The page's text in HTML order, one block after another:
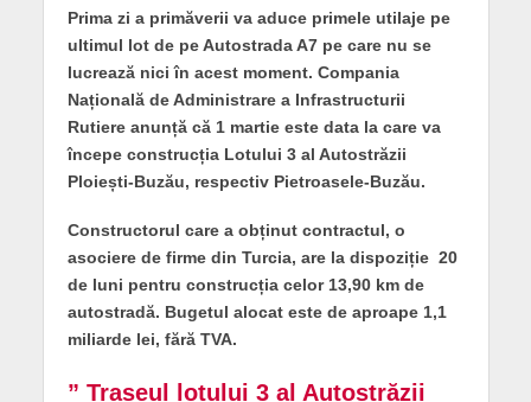
Prima zi a primăverii va aduce primele utilaje pe
ultimul lot de pe Autostrada A7 pe care nu se
lucrează nici în acest moment. Compania
Națională de Administrare a Infrastructurii
Rutiere anunță că 1 martie este data la care va
începe construcția Lotului 3 al Autostrăzii
Ploiești-Buzău, respectiv Pietroasele-Buzău.
Constructorul care a obținut contractul, o
asociere de firme din Turcia, are la dispoziție 20
de luni pentru construcția celor 13,90 km de
autostradă. Bugetul alocat este de aproape 1,1
miliarde lei, fără TVA.
” Traseul lotului 3 al Autostrăzii